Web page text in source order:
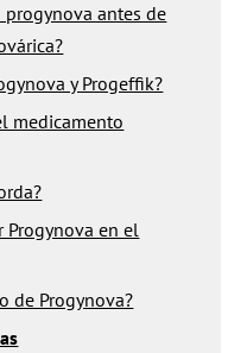
progynova antes de
y Progeffik?
medicamento
Progynova en el
de Progynova?